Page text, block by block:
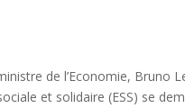
de l’Economie, Bruno
et solidaire (ESS) se